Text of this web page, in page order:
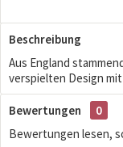
Beschreibung
Aus England
verspielten Design mit
Bewertungen
0
Bewertungen lesen,